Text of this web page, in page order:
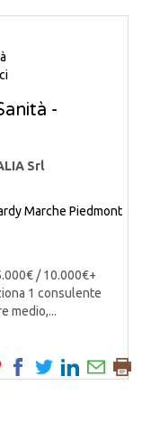
-
Srl
Marche Piedmont
/ 10.000€+
1 consulente
medio,...